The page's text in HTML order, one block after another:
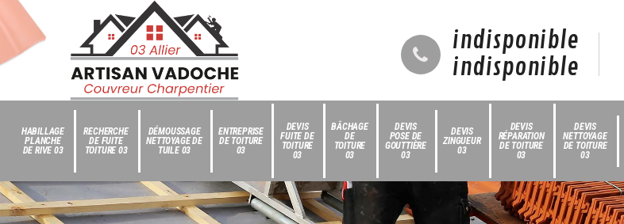
indisponible
indisponible
HABILLAGE
PLANCHE
DE RIVE 03
RECHERCHE
DE FUITE
TOITURE 03
DÉMOUSSAGE
NETTOYAGE DE
TUILE 03
ENTREPRISE
DE TOITURE
03
DEVIS
FUITE DE
TOITURE
03
BÂCHAGE
DE
TOITURE
03
DEVIS
POSE DE
GOUTTIÈRE
03
DEVIS
ZINGUEUR
03
DEVIS
RÉPARATION
DE TOITURE
03
DEVIS
NETTOYAGE
DE TOITURE
03